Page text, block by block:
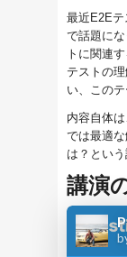
最近E2E
で話題に
トに関連
テストの
い、このテ
内容自体
では最適
は？という
講演